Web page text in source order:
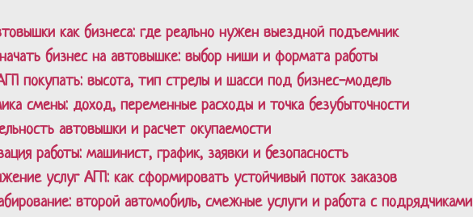
как бизнеса: где реально нужен выездной подъемник
бизнес на автовышке: выбор ниши и формата работы
покупать: высота, тип стрелы и шасси под бизнес-модель
смены: доход, переменные расходы и точка безубыточности
автовышки и расчет окупаемости
работы: машинист, график, заявки и безопасность
услуг АГП: как сформировать устойчивый поток заказов
второй автомобиль, смежные услуги и работа с подрядчиками